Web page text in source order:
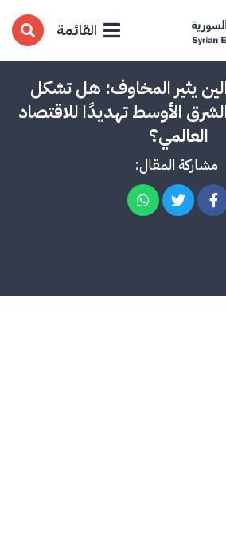
القائمة
والين يثير المخاوف: هل تشكل
الأوسط تهديدًا للاقتصاد
العالمي؟
مشاركة المقال: